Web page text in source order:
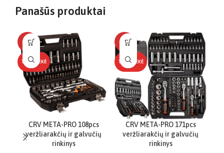
Panašūs produktai
-16%
TOP PREKĖ
CRV META-PRO 108pcs
veržliarakčių ir galvučių
rinkinys
-13%
TOP PREKĖ
CRV META-PRO 171pcs
veržliarakčių ir galvučių
rinkinys